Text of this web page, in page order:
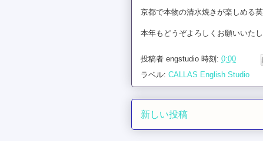
京都で本物の清水焼きが楽しめる
本年もどうぞよろしくお願いいたし
投稿者 engstudio 時刻: 0:00
ラベル: CALLAS English Studio
新しい投稿